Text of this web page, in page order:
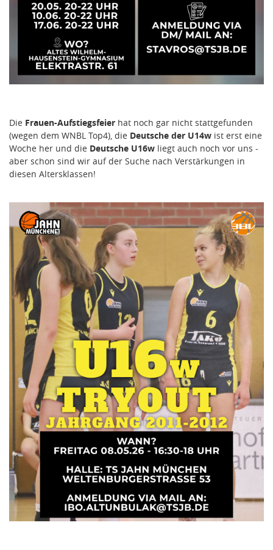
Die Frauen-Aufstiegsfeier hat noch gar nicht stattgefunden
(wegen dem WNBL Top4), die Deutsche der U14w ist erst eine
Woche her und die Deutsche U16w liegt auch noch vor uns -
aber schon sind wir auf der Suche nach Verstärkungen in
diesen Altersklassen!